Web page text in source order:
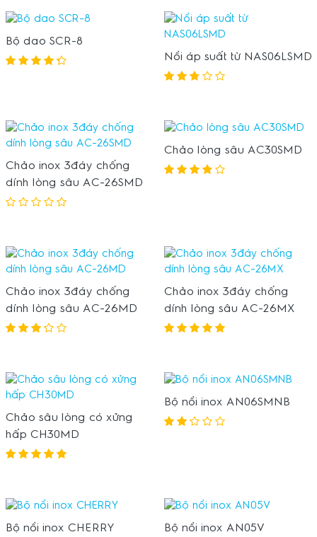
Bộ dao SCR-8
Nồi áp suất từ NAS06LSMD
Chảo inox 3đáy chống
dính lòng sâu AC-26SMD
Chảo lòng sâu AC30SMD
Chảo inox 3đáy chống
dính lòng sâu AC-26MD
Chảo inox 3đáy chống
dính lòng sâu AC-26MX
Chảo sâu lòng có xửng
hấp CH30MD
Bộ nồi inox AN06SMNB
Bộ nồi inox CHERRY Bộ nồi inox AN05V